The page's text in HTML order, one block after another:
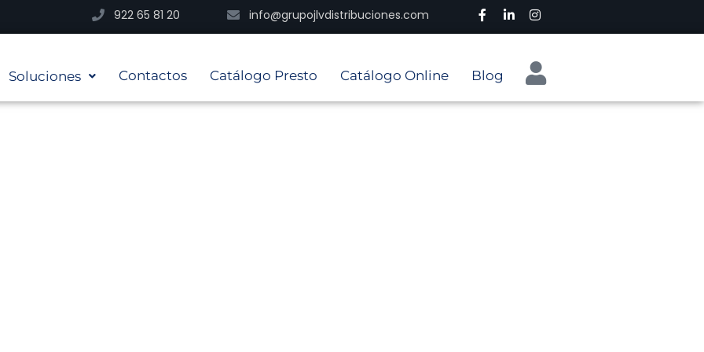
922 65 81 20 info@grupojlvdistribuciones.com
Soluciones Contactos Catálogo Presto Catálogo Online Blog